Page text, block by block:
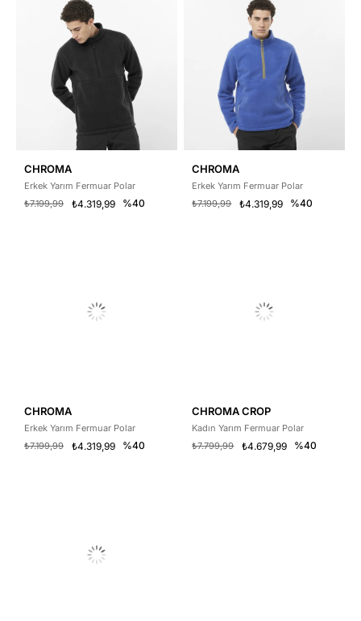
CHROMA
Erkek Yarım Fermuar Polar
₺4.319,99
₺7.199,99 %40
CHROMA
Erkek Yarım Fermuar Polar
₺4.319,99
₺7.199,99 %40
CHROMA
Erkek Yarım Fermuar Polar
₺4.319,99
₺7.199,99 %40
CHROMA CROP
Kadın Yarım Fermuar Polar
₺4.679,99
₺7.799,99 %40